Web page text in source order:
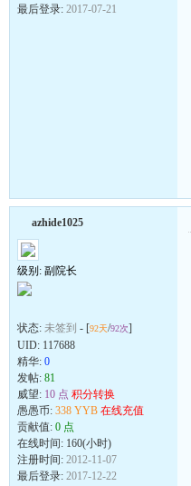
最后登录: 2017-07-21
azhide1025
级别: 副院长
状态: 未签到 - [92天/92次]
UID: 117688
精华: 0
发帖: 81
威望: 10 点 积分转换
愚愚币: 338 YYB 在线充值
贡献值: 0 点
在线时间: 160(小时)
注册时间: 2012-11-07
最后登录: 2017-12-22